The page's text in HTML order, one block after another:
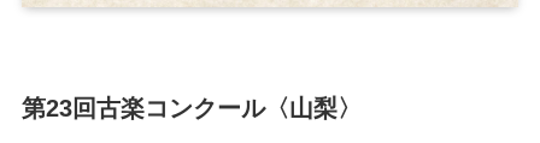
第23回古楽コンクール〈山梨〉